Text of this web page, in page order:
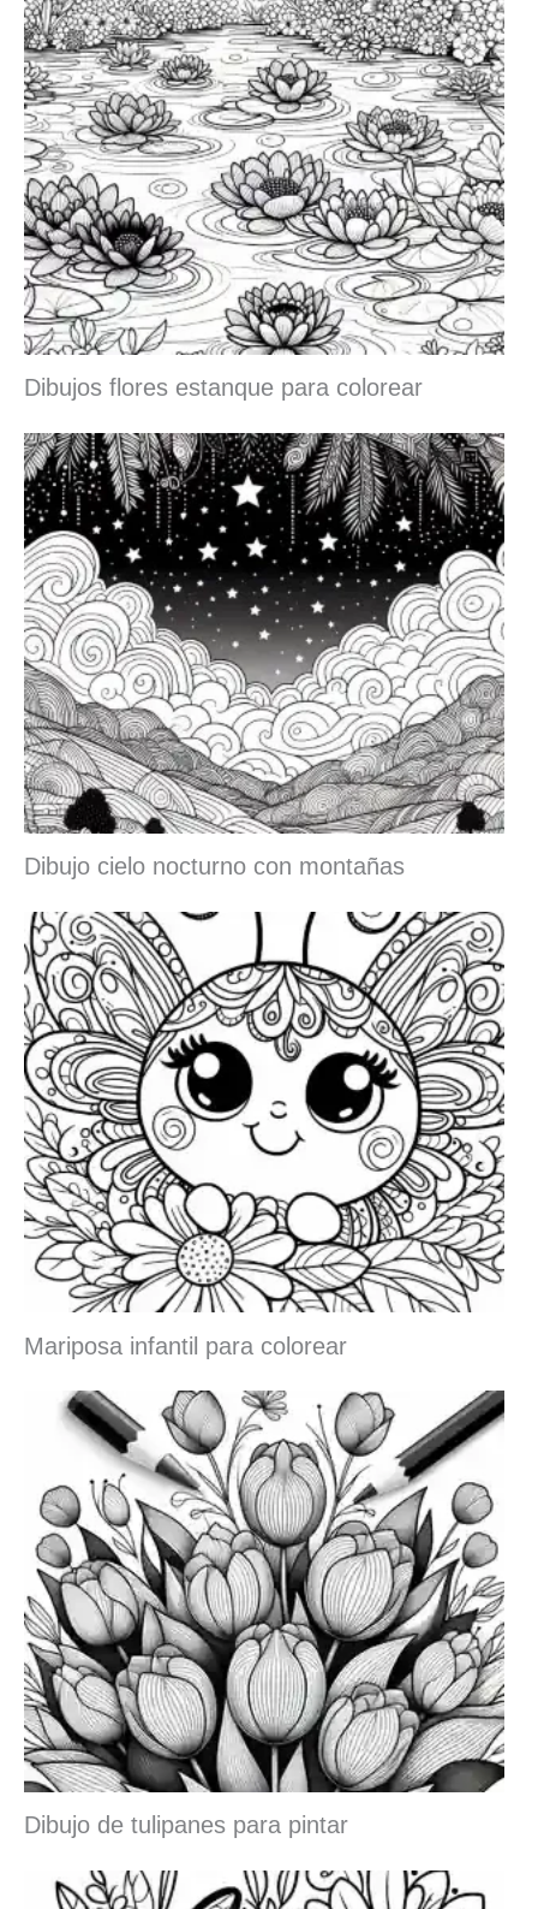
Dibujos flores estanque para colorear
Dibujo cielo nocturno con montañas
Mariposa infantil para colorear
Dibujo de tulipanes para pintar